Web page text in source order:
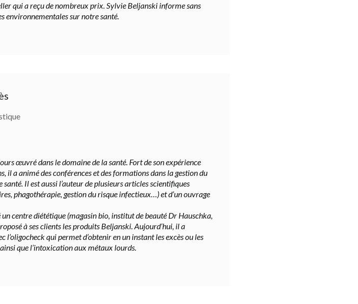
qui a reçu de nombreux prix. Sylvie Beljanski informe sans
environnementales sur notre santé.
œuvré dans le domaine de la santé. Fort de son expérience
il a animé des conférences et des formations dans la gestion du
Il est aussi l’auteur de plusieurs articles scientifiques
phagothérapie, gestion du risque infectieux…) et d’un ouvrage
centre diététique (magasin bio, institut de beauté Dr Hauschka,
à ses clients les produits Beljanski. Aujourd’hui, il a
qui permet d’obtenir en un instant les excès ou les
que l’intoxication aux métaux lourds.